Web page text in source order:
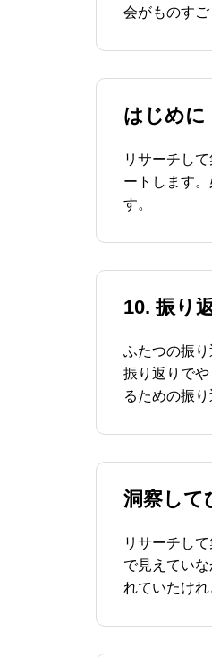
会がものす
はじめに
リサーチし
ートします
す。
10. 振り
ふたつの振
振り返りで
るための振り
洞察して
リサーチし
で見えてい
れていたけれ